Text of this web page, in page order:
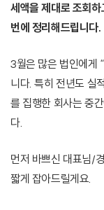
세액을 제대로 조회
번에 정리해드립니다.
3월은 많은 법인에게
니다. 특히 전년도 실
를 집행한 회사는 중
다.
먼저 바쁘신 대표님/
짧게 잡아드릴게요.